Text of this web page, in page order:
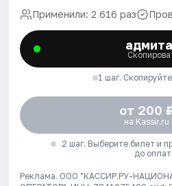
Применили: 2 616 раз
1 шаг.
от 200
на Kassir.ru
2 шаг. Выберите билет и
до
Реклама. ООО "КАССИР.РУ-